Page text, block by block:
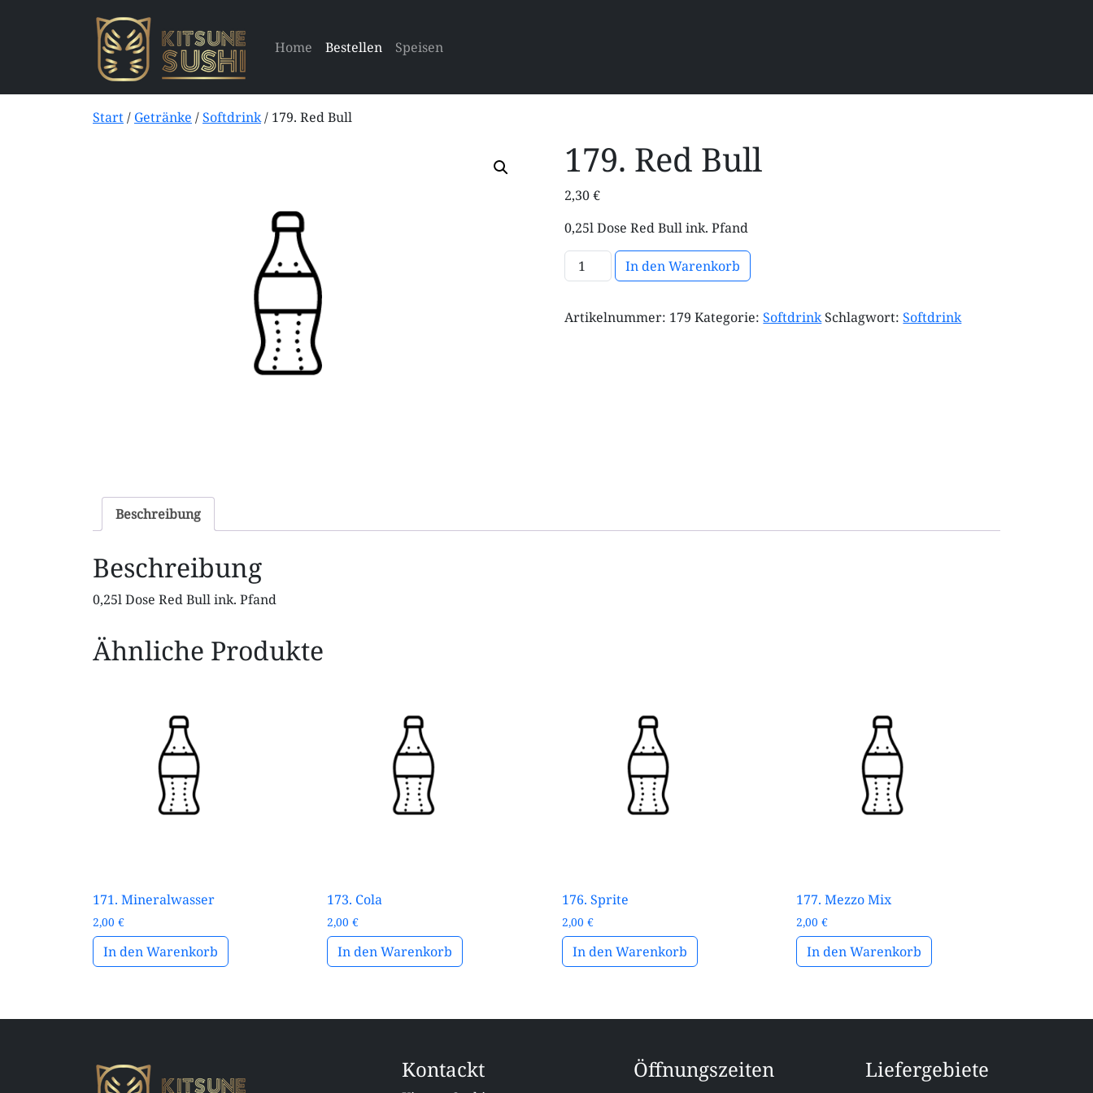
Home Bestellen Speisen
Start/ Getränke /Softdrink/ 179. Red Bull
179. Red Bull
2,30€
0,25l Dose Red Bull ink. Pfand
179. Red Bull Menge
In den Warenkorb
Artikelnummer: 179 Kategorie:SoftdrinkSchlagwort:Softdrink
Beschreibung
Beschreibung
0,25l Dose Red Bull ink. Pfand
Ähnliche Produkte
171. Mineralwasser
2,00 €
In den Warenkorb
173. Cola
2,00€
In den Warenkorb
176. Sprite
2,00 €
In den Warenkorb
177. Mezzo Mix
2,00€
In den Warenkorb
Kontackt Öffnungszeiten Liefergebiete